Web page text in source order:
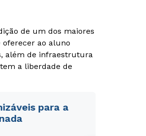
de um dos maiores
oferecer ao aluno
além de infraestrutura
a liberdade de
para a